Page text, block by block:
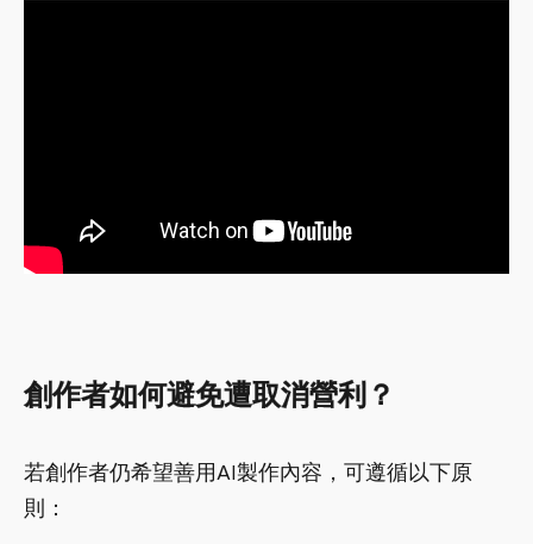
創作者如何避免遭取消營利？
若創作者仍希望善用AI製作內容，可遵循以下原
則：